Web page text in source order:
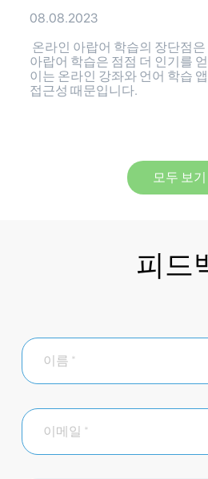
08.08.2023
온라인 아랍어 학습의 장단점
아랍어 학습은 점점 더 인기를
이는 온라인 강좌와 언어 학습
접근성 때문입니다.
모두 보기
피드